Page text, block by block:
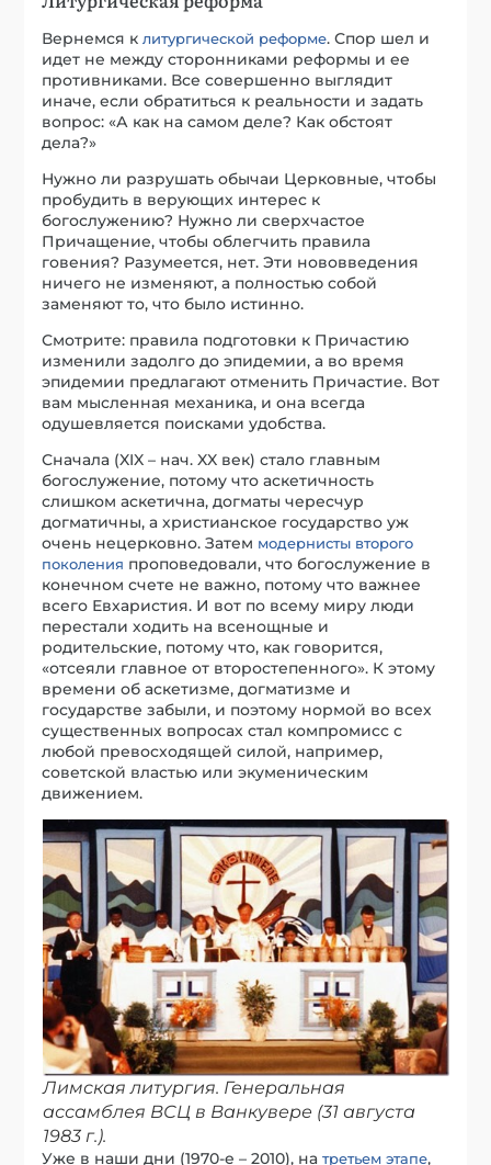
Вернемся клитургической реформе. Спор шел и
идет не между сторонниками реформы и ее
противниками. Все совершенно выглядит
иначе, если обратиться к реальности и задать
вопрос: «А как на самом деле? Как обстоят
дела?»
Нужно ли разрушать обычаи Церковные, чтобы
пробудить в верующих интерес к
богослужению? Нужно ли сверхчастое
Причащение, чтобы облегчить правила
говения? Разумеется, нет. Эти нововведения
ничего не изменяют, а полностью собой
заменяют то, что было истинно.
Смотрите: правила подготовки к Причастию
изменили задолго до эпидемии, а во время
эпидемии предлагают отменить Причастие. Вот
вам мысленная механика, и она всегда
одушевляется поисками удобства.
Сначала (XIX – нач. XX век) стало главным
богослужение, потому что аскетичность
слишком аскетична, догматы чересчур
догматичны, а христианское государство уж
очень нецерковно. Затем модернисты второго
поколения проповедовали, что богослужение в
конечном счете не важно, потому что важнее
всего Евхаристия. И вот по всему миру люди
перестали ходить на всенощные и
родительские, потому что, как говорится,
«отсеяли главное от второстепенного». К этому
времени об аскетизме, догматизме и
государстве забыли, и поэтому нормой во всех
существенных вопросах стал компромисс с
любой превосходящей силой, например,
советской властью или экуменическим
движением.
Лимская литургия. Генеральная
ассамблея ВСЦ в Ванкувере (31 августа
1983 г.).
Уже в наши дни (1970-е – 2010), натретьем этапе,